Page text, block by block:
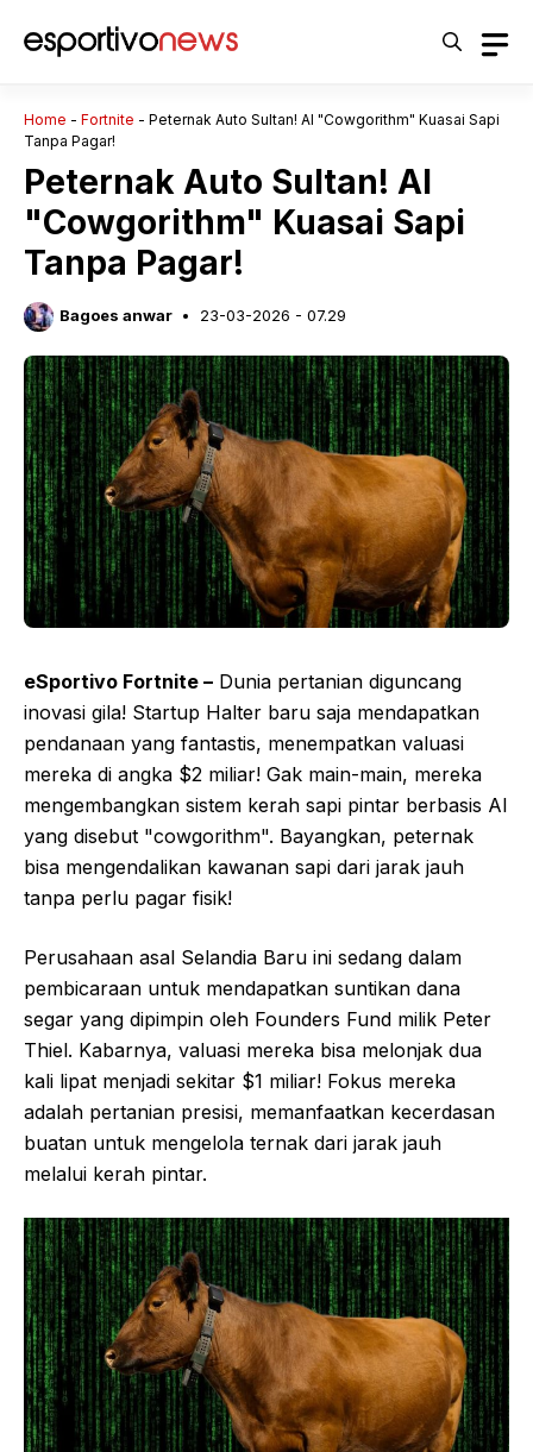
Home - Fortnite - Peternak Auto Sultan! AI "Cowgorithm" Kuasai Sapi
Tanpa Pagar!
Peternak Auto Sultan! AI
"Cowgorithm" Kuasai Sapi
Tanpa Pagar!
Bagoes anwar 23-03-2026 - 07.29
eSportivo Fortnite – Dunia pertanian diguncang
inovasi gila! Startup Halter baru saja mendapatkan
pendanaan yang fantastis, menempatkan valuasi
mereka di angka $2 miliar! Gak main-main, mereka
mengembangkan sistem kerah sapi pintar berbasis AI
yang disebut "cowgorithm". Bayangkan, peternak
bisa mengendalikan kawanan sapi dari jarak jauh
tanpa perlu pagar fisik!
Perusahaan asal Selandia Baru ini sedang dalam
pembicaraan untuk mendapatkan suntikan dana
segar yang dipimpin oleh Founders Fund milik Peter
Thiel. Kabarnya, valuasi mereka bisa melonjak dua
kali lipat menjadi sekitar $1 miliar! Fokus mereka
adalah pertanian presisi, memanfaatkan kecerdasan
buatan untuk mengelola ternak dari jarak jauh
melalui kerah pintar.